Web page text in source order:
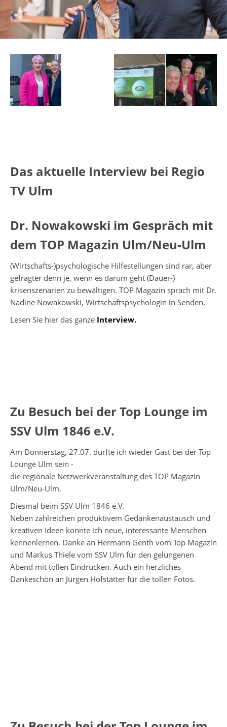
Das aktuelle Interview bei Regio
TV Ulm
Dr. Nowakowski im Gespräch mit
dem TOP Magazin Ulm/Neu-Ulm
(Wirtschafts-)psychologische Hilfestellungen sind rar, aber
gefragter denn je, wenn es darum geht (Dauer-)
krisenszenarien zu bewältigen. TOP Magazin sprach mit Dr.
Nadine Nowakowski, Wirtschaftspsychologin in Senden.
Lesen Sie hier das ganze Interview.
Zu Besuch bei der Top Lounge im
SSV Ulm 1846 e.V.
Am Donnerstag, 27.07. durfte ich wieder Gast bei der Top
Lounge Ulm sein -
die regionale Netzwerkveranstaltung des TOP Magazin
Ulm/Neu-Ulm.
Diesmal beim SSV Ulm 1846 e.V.
Neben zahlreichen produktivem Gedankenaustausch und
kreativen Ideen konnte ich neue, interessante Menschen
kennenlernen. Danke an Hermann Genth vom Top Magazin
und Markus Thiele vom SSV Ulm für den gelungenen
Abend mit tollen Eindrücken. Auch ein herzliches
Dankeschön an Jürgen Hofstätter für die tollen Fotos.